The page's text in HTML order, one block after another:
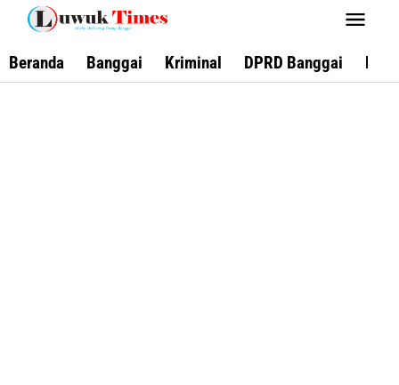
Lewati
konten
Beranda Banggai Kriminal DPRD Banggai